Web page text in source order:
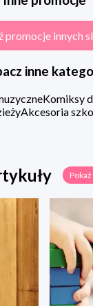
promocje innych
inne
Komiksy
Akcesoria